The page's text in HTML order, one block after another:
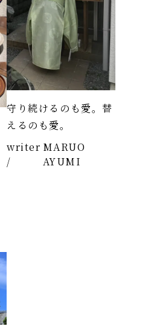
守り続けるのも愛。替
えるのも愛。
writer
/
MARUO
AYUMI